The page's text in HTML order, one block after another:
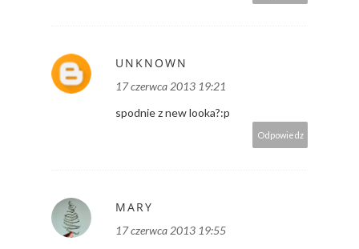
UNKNOWN
17 czerwca 2013 19:21
spodnie z new looka?:p
Odpowiedz
MARY
17 czerwca 2013 19:55